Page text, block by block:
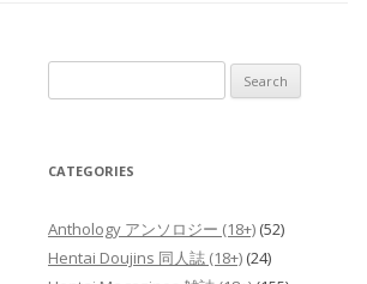
for:
CATEGORIES
Anthology アンソロジー (18+) (52)
Hentai Doujins 同人誌 (18+) (24)